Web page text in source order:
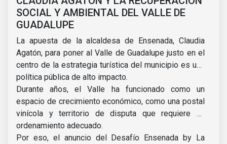
SOCIAL Y AMBIENTAL DEL VALLE DE
GUADALUPE
La apuesta de la alcaldesa de Ensenada, Claudia
Agatón, para poner al Valle de Guadalupe justo en el
centro de la estrategia turística del municipio es una
política pública de alto impacto.
Durante años, el Valle ha funcionado como un
espacio de crecimiento económico, como una postal
vinícola y territorio de disputa que requiere un
ordenamiento adecuado.
Por eso, el anuncio del Desafío Ensenada by La